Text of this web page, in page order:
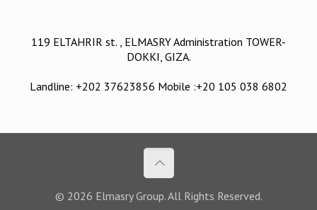
119 ELTAHRIR st. , ELMASRY Administration TOWER-
DOKKI, GIZA.
Landline: +202 37623856 Mobile :+20 105 038 6802
© 2026 Elmasry Group. All Rights Reserved.